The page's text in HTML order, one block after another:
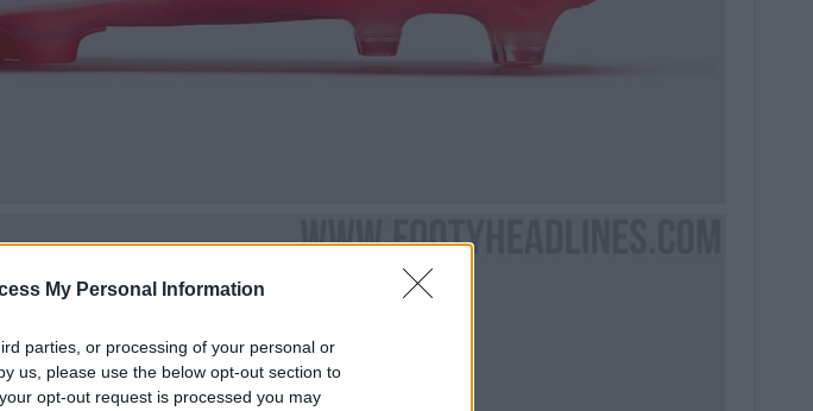
My Personal Information
parties, or processing of your personal or
us, please use the below opt-out section to
opt-out request is processed you may